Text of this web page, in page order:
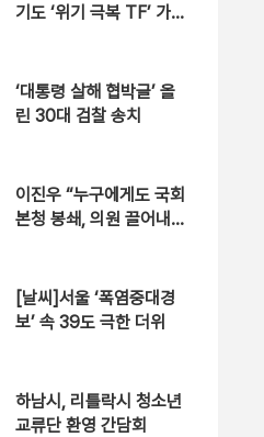
기도 ‘위기 극복 TF’ 가
‘대통령 살해 협박글’ 올
린 30대 검찰 송치
이진우 “누구에게도 국회
본청 봉쇄, 의원 끌어내
[날씨]서울 ‘폭염중대경
보’ 속 39도 극한 더위
하남시, 리틀락시 청소년
교류단 환영 간담회